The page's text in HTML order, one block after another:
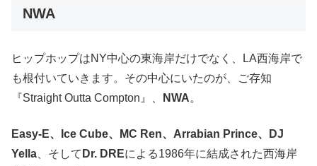
NWA
ヒップホップはNY中心の東海岸だけでなく、LA西海岸で
も根付いていきます。その中心にいたのが、ご存知
『Straight Outta Compton』、
NWA。
Easy-E、Ice Cube、MC Ren、Arrabian Prince、DJ
Yella 、そして Dr. DREによる1986年に結成された西海岸